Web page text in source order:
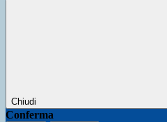
Chiudi
Conferma